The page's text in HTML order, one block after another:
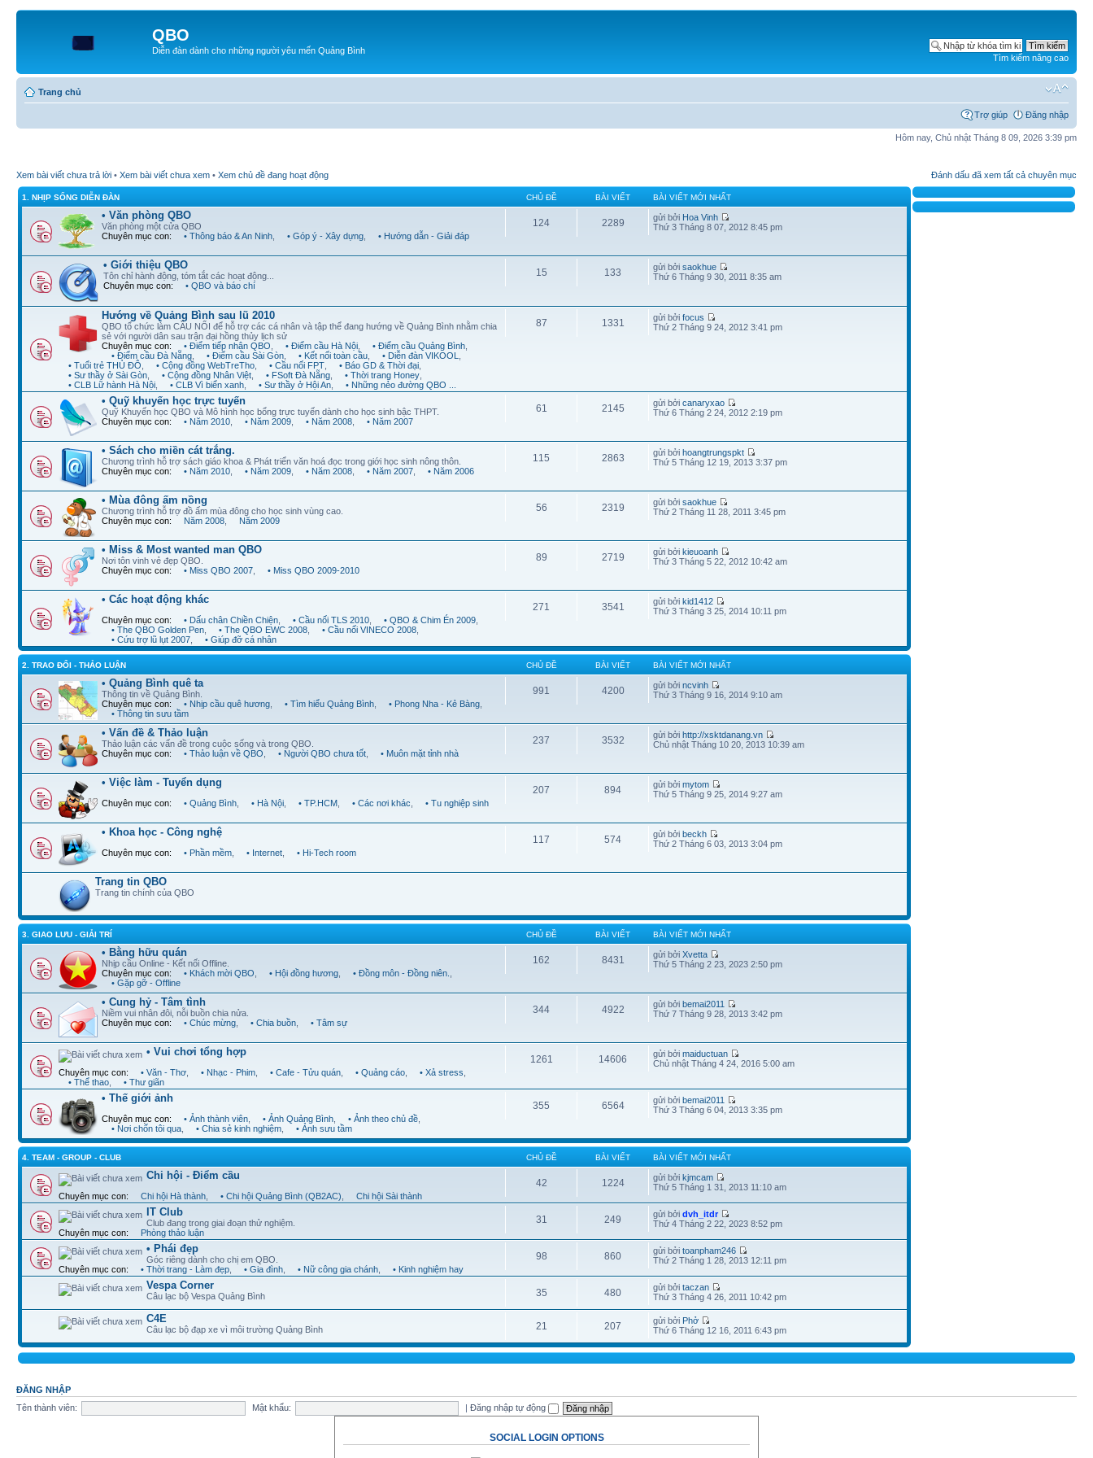
QBO
Diễn đàn dành cho những người yêu mến Quảng Bình
Tìm kiếm nâng cao
Trang chủ
Trợ giúp Đăng nhập
Hôm nay, Chủ nhật Tháng 8 09, 2026 3:39 pm
Xem bài viết chưa trả lời • Xem bài viết chưa xem • Xem chủ đề đang hoạt động Đánh dấu đã xem tất cả chuyên mục
1. NHỊP SỐNG DIỄN ĐÀN CHỦ ĐỀ BÀI VIẾT BÀI VIẾT MỚI NHẤT
• Văn phòng QBO
Văn phòng một cửa QBO
Chuyên mục con:
• Thông báo & An Ninh • Góp ý - Xây dựng • Hướng dẫn - Giải đáp
124 2289 gửi bởi Hoa Vinh
Thứ 3 Tháng 8 07, 2012 8:45 pm
• Giới thiệu QBO
Tôn chỉ hành động, tóm tắt các hoạt động...
Chuyên mục con:
• QBO và báo chí
15 133 gửi bởisaokhue
Thứ 6 Tháng 9 30, 2011 8:35 am
Hướng về Quảng Bình sau lũ 2010
QBO tổ chức làm CẦU NỐI để hỗ trợ các cá nhân và tập thể đang hướng về Quảng Bình nhằm chia
sẻ với người dân sau trận đại hồng thủy lịch sử
Chuyên mục con:
• Điểm tiếp nhận QBO • Điểm cầu Hà Nội • Điểm cầu Quảng Bình
• Điểm cầu Đà Nẵng
• Điểm cầu Sài Gòn • Kết nối toàn cầu • Diễn đàn VIKOOL
• Tuổi trẻ THỦ ĐÔ
• Cộng đồng WebTreTho • Cầu nối FPT • Báo GD & Thời đại
• Sư thầy ở Sài Gòn
• Cộng đồng Nhân Việt • FSoft Đà Nẵng • Thời trang Honey
• CLB Lữ hành Hà Nội
• CLB Vì biển xanh • Sư thầy ở Hội An • Những nẻo đường QBO ...
87 1331 gửi bởifocus
Thứ 2 Tháng 9 24, 2012 3:41 pm
• Quỹ khuyến học trực tuyến
Quỹ Khuyến học QBO và Mô hình học bổng trực tuyến dành cho học sinh bậc THPT.
Chuyên mục con:
• Năm 2010 • Năm 2009 • Năm 2008 • Năm 2007
61 2145 gửi bởicanaryxao
Thứ 6 Tháng 2 24, 2012 2:19 pm
• Sách cho miền cát trắng.
Chương trình hỗ trợ sách giáo khoa & Phát triển văn hoá đọc trong giới học sinh nông thôn.
Chuyên mục con:
• Năm 2010 • Năm 2009 • Năm 2008 • Năm 2007 • Năm 2006
115 2863 gửi bởihoangtrungspkt
Thứ 5 Tháng 12 19, 2013 3:37 pm
• Mùa đông ấm nồng
Chương trình hỗ trợ đồ ấm mùa đông cho học sinh vùng cao.
Chuyên mục con:
Năm 2008 Năm 2009
56 2319 gửi bởisaokhue
Thứ 2 Tháng 11 28, 2011 3:45 pm
• Miss & Most wanted man QBO
Nơi tôn vinh vẻ đẹp QBO.
Chuyên mục con:
• Miss QBO 2007 • Miss QBO 2009-2010
89 2719 gửi bởikieuoanh
Thứ 3 Tháng 5 22, 2012 10:42 am
• Các hoạt động khác
Chuyên mục con: • Dấu chân Chiền Chiện • Cầu nối TLS 2010 • QBO & Chim Én 2009
• The QBO Golden Pen
• The QBO EWC 2008 • Cầu nối VINECO 2008
• Cứu trợ lũ lụt 2007
• Giúp đỡ cá nhân
271 3541 gửi bởikid1412
Thứ 3 Tháng 3 25, 2014 10:11 pm
2. TRAO ĐỔI - THẢO LUẬN CHỦ ĐỀ BÀI VIẾT BÀI VIẾT MỚI NHẤT
• Quảng Bình quê ta
Thông tin về Quảng Bình.
Chuyên mục con:
• Nhịp cầu quê hương • Tìm hiểu Quảng Bình • Phong Nha - Kẻ Bàng
• Thông tin sưu tầm
991 4200 gửi bởincvinh
Thứ 3 Tháng 9 16, 2014 9:10 am
• Vấn đề & Thảo luận
Thảo luận các vấn đề trong cuộc sống và trong QBO.
Chuyên mục con:
• Thảo luận về QBO • Người QBO chưa tốt • Muôn mặt tỉnh nhà
237 3532 gửi bởihttp://xsktdanang.vn
Chủ nhật Tháng 10 20, 2013 10:39 am
• Việc làm - Tuyển dụng
Chuyên mục con: • Quảng Bình • Hà Nội • TP.HCM • Các nơi khác • Tu nghiệp sinh
207 894 gửi bởimytom
Thứ 5 Tháng 9 25, 2014 9:27 am
• Khoa học - Công nghệ
Chuyên mục con: • Phần mềm • Internet • Hi-Tech room
117 574 gửi bởibeckh
Thứ 2 Tháng 6 03, 2013 3:04 pm
Trang tin QBO
Trang tin chính của QBO
3. GIAO LƯU - GIẢI TRÍ CHỦ ĐỀ BÀI VIẾT BÀI VIẾT MỚI NHẤT
• Bằng hữu quán
Nhịp cầu Online - Kết nối Offline.
Chuyên mục con:
• Khách mời QBO • Hội đồng hương • Đồng môn - Đồng niên.
• Gặp gỡ - Offline
162 8431 gửi bởiXvetta
Thứ 5 Tháng 2 23, 2023 2:50 pm
• Cung hỷ - Tâm tình
Niềm vui nhân đôi, nỗi buồn chia nửa.
Chuyên mục con:
• Chúc mừng • Chia buồn • Tâm sự
344 4922 gửi bởibemai2011
Thứ 7 Tháng 9 28, 2013 3:42 pm
• Vui chơi tổng hợp
Chuyên mục con: • Văn - Thơ • Nhạc - Phim • Cafe - Tửu quán • Quảng cáo • Xả stress
• Thể thao
• Thư giãn
1261 14606 gửi bởimaiductuan
Chủ nhật Tháng 4 24, 2016 5:00 am
• Thế giới ảnh
Chuyên mục con: • Ảnh thành viên • Ảnh Quảng Bình • Ảnh theo chủ đề
• Nơi chốn tôi qua
• Chia sẻ kinh nghiệm • Ảnh sưu tầm
355 6564 gửi bởibemai2011
Thứ 3 Tháng 6 04, 2013 3:35 pm
4. TEAM - GROUP - CLUB CHỦ ĐỀ BÀI VIẾT BÀI VIẾT MỚI NHẤT
Chi hội - Điểm cầu
Chuyên mục con: Chi hội Hà thành • Chi hội Quảng Bình (QB2AC) Chi hội Sài thành
42 1224 gửi bởikjmcam
Thứ 5 Tháng 1 31, 2013 11:10 am
IT Club
Club đang trong giai đoạn thử nghiệm.
Chuyên mục con:
Phòng thảo luận
31 249 gửi bởidvh_itdr
Thứ 4 Tháng 2 22, 2023 8:52 pm
• Phái đẹp
Góc riêng dành cho chị em QBO.
Chuyên mục con:
• Thời trang - Làm đẹp • Gia đình • Nữ công gia chánh • Kinh nghiệm hay
98 860 gửi bởitoanpham246
Thứ 2 Tháng 1 28, 2013 12:11 pm
Vespa Corner
Câu lạc bộ Vespa Quảng Bình 35 480 gửi bởitaczan
Thứ 3 Tháng 4 26, 2011 10:42 pm
C4E
Câu lạc bộ đạp xe vì môi trường Quảng Bình 21 207 gửi bởi Phở
Thứ 6 Tháng 12 16, 2011 6:43 pm
ĐĂNG NHẬP
Tên thành viên:
Mật khẩu: |Đăng nhập tự động
SOCIAL LOGIN OPTIONS